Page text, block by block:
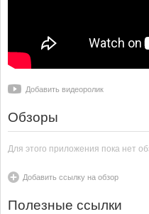
Добавить видеоролик
Обзоры
Для этого приложения пока нет
Добавить ссылку на обзор
Полезные ссылки